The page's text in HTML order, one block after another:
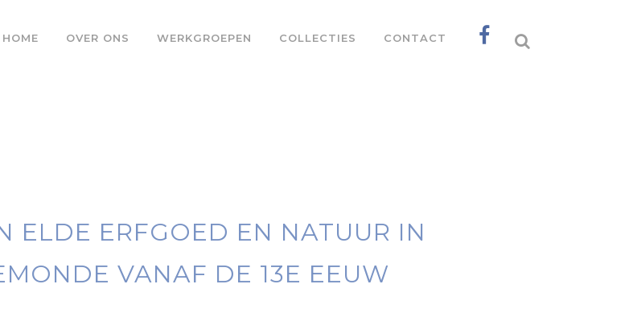
HOME OVER ONS WERKGROEPEN COLLECTIES CONTACT
ELDE ERFGOED EN NATUUR IN
VANAF DE 13E EEUW